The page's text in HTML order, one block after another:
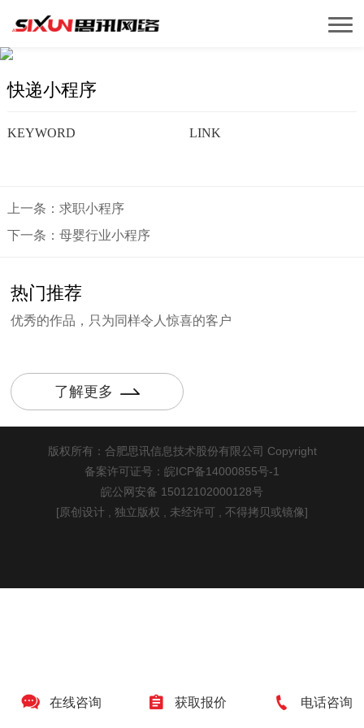
快递小程序
快递小程序
KEYWORD LINK
上一条：求职小程序
下一条：母婴行业小程序
热门推荐
优秀的作品，只为同样令人惊喜的客户
了解更多
版权所有：合肥思讯信息技术股份有限公司 Copyright
备案许可证号：皖ICP备14000855号-1
皖公网安备 15012102000128号
[原创设计 , 独立版权 , 未经许可 , 不得拷贝或镜像]
在线咨询 获取报价 电话咨询